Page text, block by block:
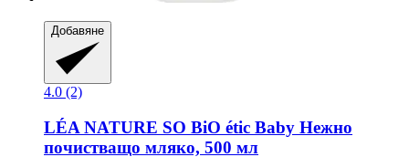
Добавяне
4.0 (2)
LÉA NATURE SO BiO étic Baby Нежно
почистващо мляко, 500 мл